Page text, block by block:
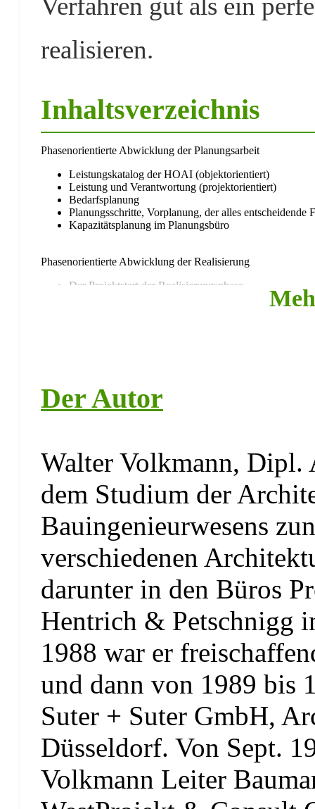
Verfahren gut als ein
realisieren.
Inhaltsverzeichnis
Phasenorientierte Abwicklung der Planungsarbeit
Leistungskatalog der HOAI (objektorientiert)
Leistung und Verantwortung (projektorientiert)
Bedarfsplanung
Planungsschritte, Vorplanung, der alles entscheidende
Kapazitätsplanung im Planungsbüro
Phasenorientierte Abwicklung der Realisierung
Der Projektstart der Realisierungsphase
Qualität des Auftraggebers
Qualität des Projektleiters und der Teammitarbeiter
Projektmanagement – intern/extern
Der Generalplaner
Nutzer-Management/Stakeholder-Management
Hierarchien in der Projektabwicklung
Das Hierarchiemodell des Bauteams
Organisation, Koordination, Information, Dokumentation
Koordination – ein Kernproblem
Information
Dokumentation
Qualität
Objektqualität
Projektqualität
Der Autor
Walter Volkmann, Dipl.
dem Studium der
Bauingenieurwesens
verschiedenen
darunter in den Büros
Hentrich & Petschnigg
1988 war er
und dann von 1989 bis
Suter + Suter GmbH,
Düsseldorf. Von Sept.
Volkmann Leiter